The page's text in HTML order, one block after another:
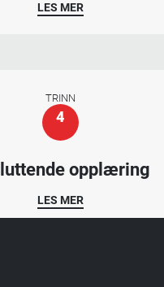
LES MER
TRINN
4
opplæring
LES MER